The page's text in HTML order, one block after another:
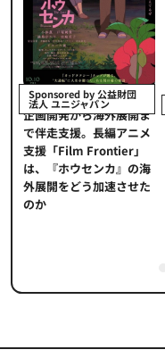
Sponsored by 公益財団
法人 ユニジャパン
企画開発から海外展開ま
で伴走支援。長編アニメ
支援「Film Frontier」
は、『ホウセンカ』の海
外展開をどう加速させた
のか